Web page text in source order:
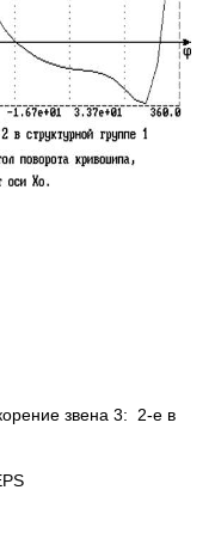
звена 3: 2-е в